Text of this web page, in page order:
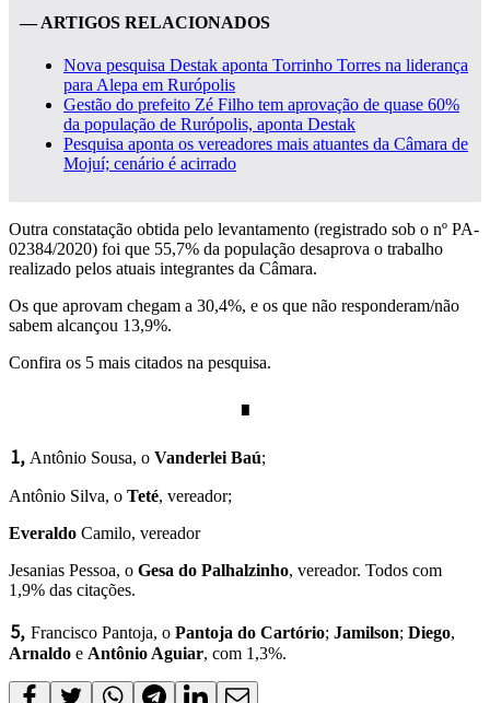
— ARTIGOS RELACIONADOS
Nova pesquisa Destak aponta Torrinho Torres na liderança
para Alepa em Rurópolis
Gestão do prefeito Zé Filho tem aprovação de quase 60%
da população de Rurópolis, aponta Destak
Pesquisa aponta os vereadores mais atuantes da Câmara de
Mojuí; cenário é acirrado
Outra constatação obtida pelo levantamento (registrado sob o nº PA-
02384/2020) foi que 55,7% da população desaprova o trabalho
realizado pelos atuais integrantes da Câmara.
Os que aprovam chegam a 30,4%, e os que não responderam/não
sabem alcançou 13,9%.
Confira os 5 mais citados na pesquisa.
∎
🄂 Antônio Sousa, o Vanderlei Baú;
Antônio Silva, o Teté, vereador;
Everaldo Camilo, vereador
Jesanias Pessoa, o Gesa do Palhalzinho, vereador. Todos com
1,9% das citações.
🄆 Francisco Pantoja, o Pantoja do Cartório; Jamilson; Diego,
Arnaldo e Antônio Aguiar, com 1,3%.